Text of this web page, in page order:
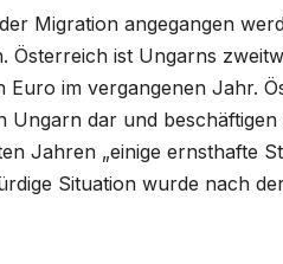
Migration angegangen
ist Ungarns
im vergangenen Jahr.
Ungarn dar und
Jahren „einige ernsthafte
Situation wurde nach